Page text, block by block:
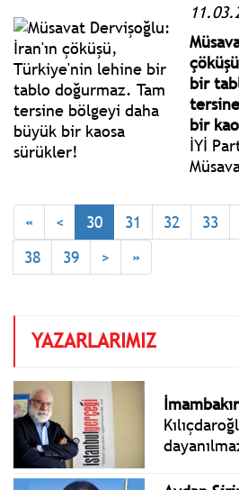
ve
askeri
bir
bir
İYİ
olmak
« < 30 31 32 33
38
39 > »
YAZARLARIMIZ